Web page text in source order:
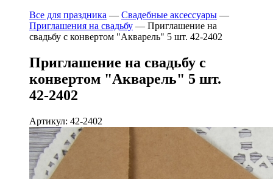
Все для праздника — Свадебные аксессуары —
Приглашения на свадьбу — Приглашение на
свадьбу с конвертом "Акварель" 5 шт. 42-2402
Приглашение на свадьбу с
конвертом "Акварель" 5 шт.
42-2402
Артикул: 42-2402